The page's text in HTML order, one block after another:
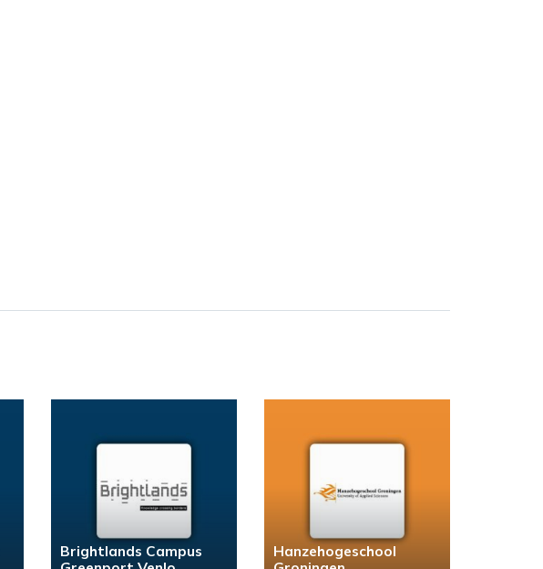
Brightlands Campus
Hanzehogeschool